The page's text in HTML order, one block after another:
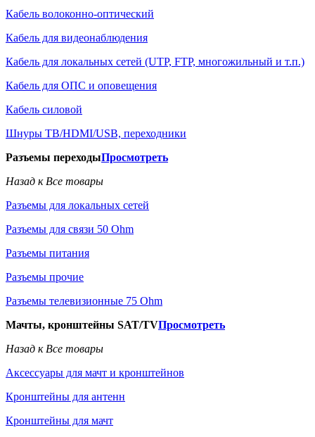
Кабель волоконно-оптический
Кабель для видеонаблюдения
Кабель для локальных сетей (UTP, FTP, многожильный и т.п.)
Кабель для ОПС и оповещения
Кабель силовой
Шнуры ТВ/HDMI/USB, переходники
Разъемы переходыПросмотреть
Назад к Все товары
Разъемы для локальных сетей
Разъемы для связи 50 Ohm
Разъемы питания
Разъемы прочие
Разъемы телевизионные 75 Ohm
Мачты, кронштейны SAT/TVПросмотреть
Назад к Все товары
Аксессуары для мачт и кронштейнов
Кронштейны для антенн
Кронштейны для мачт